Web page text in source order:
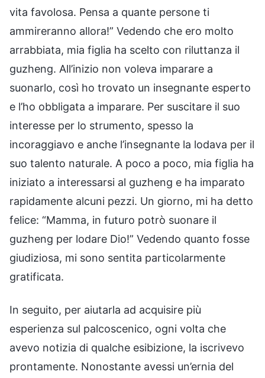
vita favolosa. Pensa a quante persone ti
ammireranno allora!” Vedendo che ero molto
arrabbiata, mia figlia ha scelto con riluttanza il
guzheng. All’inizio non voleva imparare a
suonarlo, così ho trovato un insegnante esperto
e l’ho obbligata a imparare. Per suscitare il suo
interesse per lo strumento, spesso la
incoraggiavo e anche l’insegnante la lodava per il
suo talento naturale. A poco a poco, mia figlia ha
iniziato a interessarsi al guzheng e ha imparato
rapidamente alcuni pezzi. Un giorno, mi ha detto
felice: “Mamma, in futuro potrò suonare il
guzheng per lodare Dio!” Vedendo quanto fosse
giudiziosa, mi sono sentita particolarmente
gratificata.
In seguito, per aiutarla ad acquisire più
esperienza sul palcoscenico, ogni volta che
avevo notizia di qualche esibizione, la iscrivevo
prontamente. Nonostante avessi un’ernia del